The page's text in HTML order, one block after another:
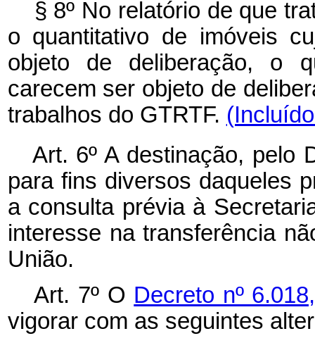
§ 8º No relatório de que
o quantitativo de imóveis
objeto de deliberação, o
carecem ser objeto de
trabalhos do GTRTF.
Art. 6º A destinação, pelo
para fins diversos daqueles
a consulta prévia à
interesse na transferência
União.
Art. 7º O Decreto nº
vigorar com as seguintes